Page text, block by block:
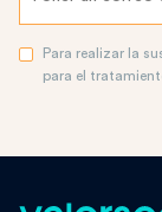
Para realizar la
para el